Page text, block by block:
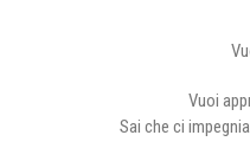
Vuoi
Sai che ci